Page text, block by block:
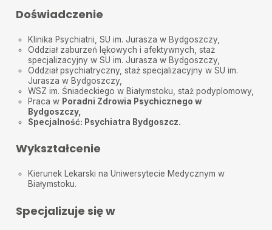
Doświadczenie
Klinika Psychiatrii, SU im. Jurasza w Bydgoszczy,
Oddział zaburzeń lękowych i afektywnych, staż
specjalizacyjny w SU im. Jurasza w Bydgoszczy,
Oddział psychiatryczny, staż specjalizacyjny w SU im.
Jurasza w Bydgoszczy,
WSZ im. Śniadeckiego w Białymstoku, staż podyplomowy,
Praca w Poradni Zdrowia Psychicznego w
Bydgoszczy,
Specjalność: Psychiatra Bydgoszcz.
Wykształcenie
Kierunek Lekarski na Uniwersytecie Medycznym w
Białymstoku.
Specjalizuje się w